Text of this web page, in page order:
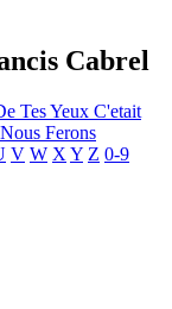
Cabrel
Tes Yeux C'etait
Ferons
V W X Y Z 0-9